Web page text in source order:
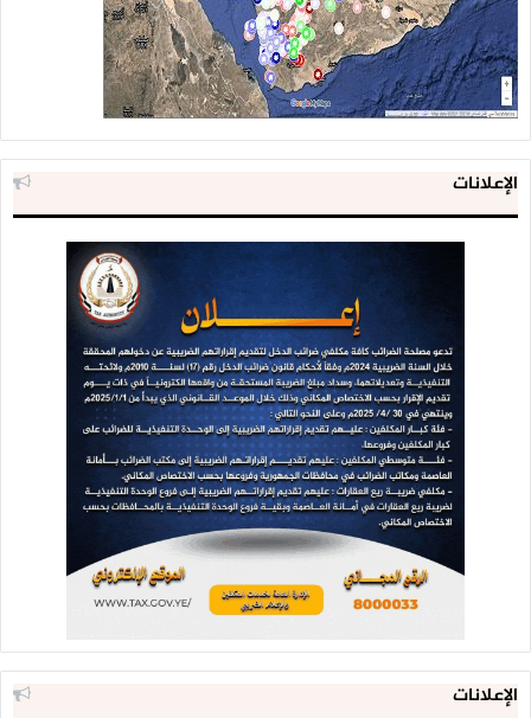
الإعلانات
الإعلانات